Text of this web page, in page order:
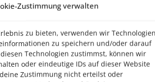
Zustimmung verwalten
zu bieten, verwenden wir Technologien
zu speichern und/oder darauf
Technologien zustimmst, können wir
oder eindeutige IDs auf dieser Website
Zustimmung nicht erteilst oder
Energieeffizienzklasse
F (EU Nr.
Temperaturregelung
Manuell ,5